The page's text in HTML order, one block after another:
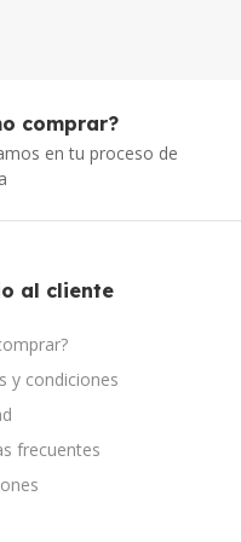
comprar?
en tu proceso de
al cliente
y condiciones
frecuentes